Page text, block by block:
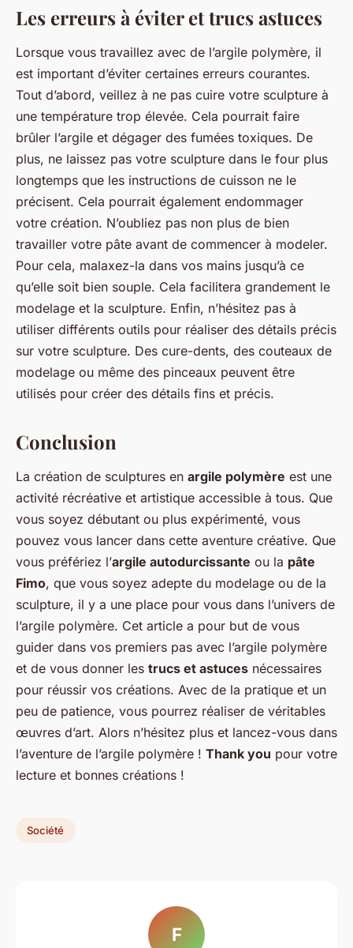
Les erreurs à éviter et trucs astuces
Lorsque vous travaillez avec de l’argile polymère, il
est important d’éviter certaines erreurs courantes.
Tout d’abord, veillez à ne pas cuire votre sculpture à
une température trop élevée. Cela pourrait faire
brûler l’argile et dégager des fumées toxiques. De
plus, ne laissez pas votre sculpture dans le four plus
longtemps que les instructions de cuisson ne le
précisent. Cela pourrait également endommager
votre création. N’oubliez pas non plus de bien
travailler votre pâte avant de commencer à modeler.
Pour cela, malaxez-la dans vos mains jusqu’à ce
qu’elle soit bien souple. Cela facilitera grandement le
modelage et la sculpture. Enfin, n’hésitez pas à
utiliser différents outils pour réaliser des détails précis
sur votre sculpture. Des cure-dents, des couteaux de
modelage ou même des pinceaux peuvent être
utilisés pour créer des détails fins et précis.
Conclusion
La création de sculptures en argile polymère est une
activité récréative et artistique accessible à tous. Que
vous soyez débutant ou plus expérimenté, vous
pouvez vous lancer dans cette aventure créative. Que
vous préfériez l’argile autodurcissante ou la pâte
Fimo, que vous soyez adepte du modelage ou de la
sculpture, il y a une place pour vous dans l’univers de
l’argile polymère. Cet article a pour but de vous
guider dans vos premiers pas avec l’argile polymère
et de vous donner les trucs et astuces nécessaires
pour réussir vos créations. Avec de la pratique et un
peu de patience, vous pourrez réaliser de véritables
œuvres d’art. Alors n’hésitez plus et lancez-vous dans
l’aventure de l’argile polymère ! Thank you pour votre
lecture et bonnes créations !
Société
F